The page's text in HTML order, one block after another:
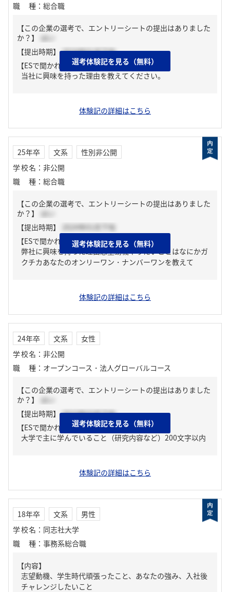
職種 ： 総合職
【この企業の選考で、エントリーシートの提出はありました
か？】
はい
【提出時期】 2024年01月下旬
【ESで聞かれた質問】
当社に興味を持った理由を教えてください。
体験記の詳細はこちら
選考体験記を見る（無料）
25年卒 文系
性別非公開
学校名 ： 非公開
職種 ： 総合職
【この企業の選考で、エントリーシートの提出はありました
か？】
はい
【提出時期】
2024年01月下旬
【ESで聞かれた質問】
弊社に興味を持った理由志望動機やりたいことはなにかガ
クチカあなたのオンリーワン・ナンバーワンを教えて
体験記の詳細はこちら
選考体験記を見る（無料）
24年卒 文系
女性
学校名 ： 非公開
職種 ： オープンコース・法人グローバルコース
【この企業の選考で、エントリーシートの提出はありました
か？】
はい
【提出時期】 2023年03月下旬
【ESで聞かれた質問】
大学で主に学んでいること（研究内容など）200文字以内
体験記の詳細はこちら
選考体験記を見る（無料）
18年卒 文系
男性
学校名 ： 同志社大学
職種 ： 事務系総合職
【内容】
志望動機、学生時代頑張ったこと、あなたの強み、入社後
チャレンジしたいこと